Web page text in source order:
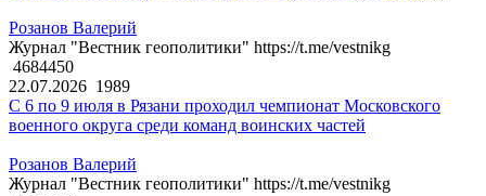
Розанов Валерий
Журнал "Вестник геополитики" https://t.me/vestnikg
4684450
22.07.2026 1989
С 6 по 9 июля в Рязани проходил чемпионат Московского
военного округа среди команд воинских частей
Розанов Валерий
Журнал "Вестник геополитики" https://t.me/vestnikg